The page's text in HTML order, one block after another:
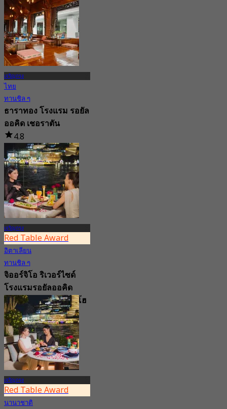
เจริญกรุง
ไทย
ทานชิล ๆ
ธาราทอง โรงแรม รอยัล
ออคิด เชอราตัน
4.8
4.5K การจอง
จาก฿ 495
เจริญกรุง
Red Table Award
อิตาเลียน
ทานชิล ๆ
จิออร์จิโอ ริเวอร์ไซด์
โรงแรมรอยัลออคิด
เชอราตัน ริเวอร์ไซต์ โฮ
เทล กรุงเทพ
4.8
35K การจอง
จาก฿ 597.5
เจริญกรุง
Red Table Award
นานาชาติ